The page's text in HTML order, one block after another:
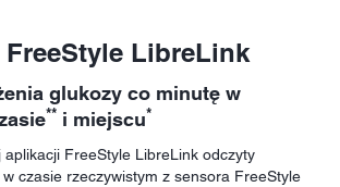
LibreLink
glukozy co minutę w
** i miejscu*
aplikacji FreeStyle LibreLink odczyty
czasie rzeczywistym z sensora FreeStyle